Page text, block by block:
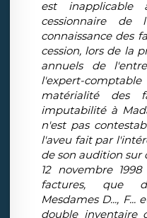
est inapplicable
cessionnaire de
connaissance des
cession, lors de la
annuels de
l'expert-
matérialité des
imputabilité à
n'est pas
l'aveu fait par
de son audition sur
12 novembre
factures, que
Mesdames D...,
double inventaire